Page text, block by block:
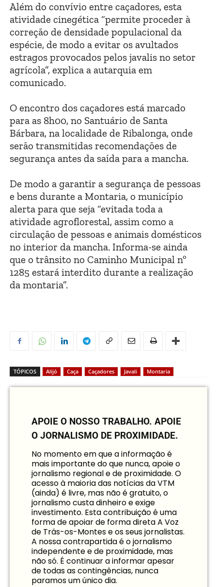
Além do convívio entre caçadores, esta
atividade cinegética “permite proceder à
correção de densidade populacional da
espécie, de modo a evitar os avultados
estragos provocados pelos javalis no setor
agrícola”, explica a autarquia em
comunicado.
O encontro dos caçadores está marcado
para as 8h00, no Santuário de Santa
Bárbara, na localidade de Ribalonga, onde
serão transmitidas recomendações de
segurança antes da saída para a mancha.
De modo a garantir a segurança de pessoas
e bens durante a Montaria, o município
alerta para que seja “evitada toda a
atividade agroflorestal, assim como a
circulação de pessoas e animais domésticos
no interior da mancha. Informa-se ainda
que o trânsito no Caminho Municipal nº
1285 estará interdito durante a realização
da montaria”.
TÓPICOS Alijó Caça Caçadores Javali Montaria
APOIE O NOSSO TRABALHO. APOIE
O JORNALISMO DE PROXIMIDADE.
No momento em que a informação é
mais importante do que nunca, apoie o
jornalismo regional e de proximidade. O
acesso à maioria das notícias da VTM
(ainda) é livre, mas não é gratuito, o
jornalismo custa dinheiro e exige
investimento. Esta contribuição é uma
forma de apoiar de forma direta A Voz
de Trás-os-Montes e os seus jornalistas.
A nossa contrapartida é o jornalismo
independente e de proximidade, mas
não só. É continuar a informar apesar
de todas as contingências, nunca
paramos um único dia.